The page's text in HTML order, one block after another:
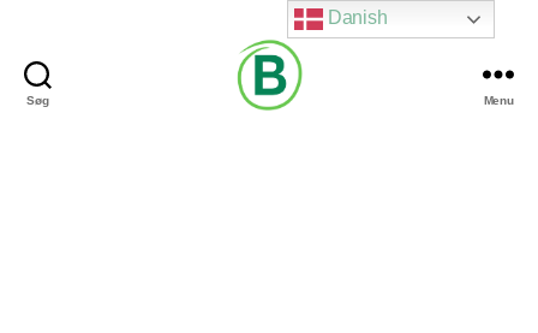
Søg Menu
Danish